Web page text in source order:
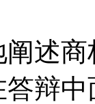
述
辩